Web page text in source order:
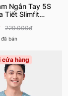
Ngắn Tay 5S
Tiết Slimfit
229.000đ
bán
cửa hàng